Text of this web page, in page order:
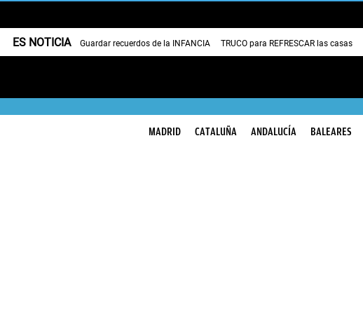
ES NOTICIA Guardar recuerdos de la INFANCIA TRUCO para REFRESCAR las casas
MADRID CATALUÑA ANDALUCÍA BALEARES